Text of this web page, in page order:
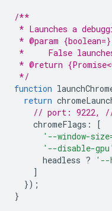
/**
* Launches a
* @param
*     False
* @return
*/
function
return
// port: 9222, //
chromeFlags :
[
'--window-
'--disable-gpu'
headless ? '--
]
});
}